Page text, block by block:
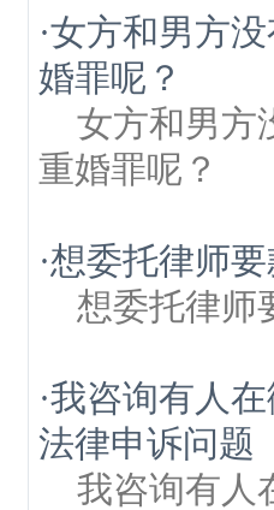
·女方和男方
婚罪呢？
女方和男方
重婚罪呢？
·想委托律师
想委托律师
·我咨询有人
法律申诉问题
我咨询有人